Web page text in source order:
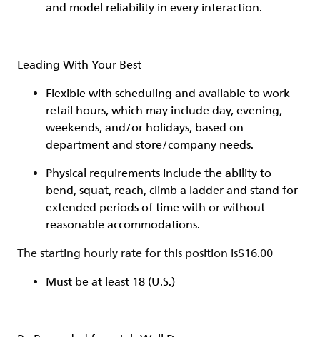
and model reliability in every interaction.
Leading With Your Best
Flexible with scheduling and available to work
retail hours, which may include day, evening,
weekends, and/or holidays, based on
department and store/company needs.
Physical requirements include the ability to
bend, squat, reach, climb a ladder and stand for
extended periods of time with or without
reasonable accommodations.
The starting hourly rate for this position isㅤ$16.00
Must be at least 18 (U.S.)